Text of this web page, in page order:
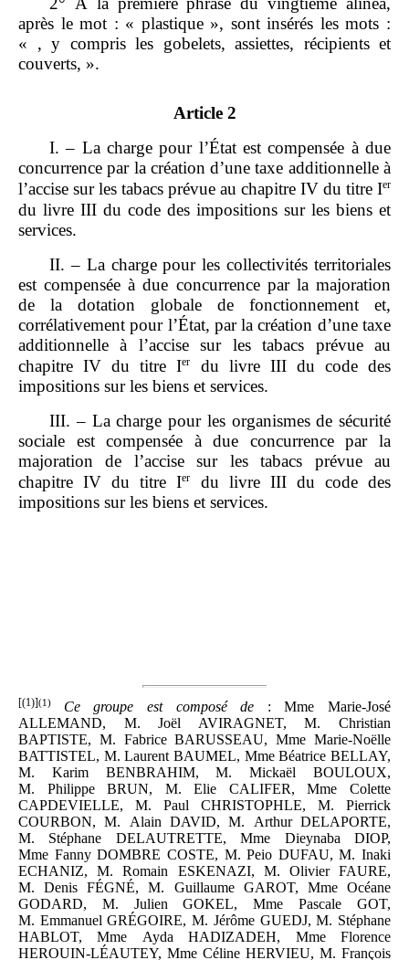
après le mot : « plastique », sont insérés les mots :
« , y compris les gobelets, assiettes, récipients et
couverts, ».
Article 2
I. – La charge pour l’État est compensée à due
concurrence par la création d’une taxe additionnelle à
l’accise sur les tabacs prévue au chapitre IV du titre Ier
du livre III du code des impositions sur les biens et
services.
II. – La charge pour les collectivités territoriales
est compensée à due concurrence par la majoration
de la dotation globale de fonctionnement et,
corrélativement pour l’État, par la création d’une taxe
additionnelle à l’accise sur les tabacs prévue au
chapitre IV du titre Ier
du livre III du code des
impositions sur les biens et services.
III. – La charge pour les organismes de sécurité
sociale est compensée à due concurrence par la
majoration de l’accise sur les tabacs prévue au
chapitre IV du titre Ier
du livre III du code des
impositions sur les biens et services.
[(1)](1) Ce groupe est composé de : Mme Marie-José
ALLEMAND, M. Joël AVIRAGNET, M. Christian
BAPTISTE, M. Fabrice BARUSSEAU, Mme Marie-Noëlle
BATTISTEL, M. Laurent BAUMEL, Mme Béatrice BELLAY,
M. Karim BENBRAHIM, M. Mickaël BOULOUX,
M. Philippe BRUN, M. Elie CALIFER, Mme Colette
CAPDEVIELLE, M. Paul CHRISTOPHLE, M. Pierrick
COURBON, M. Alain DAVID, M. Arthur DELAPORTE,
M. Stéphane DELAUTRETTE, Mme Dieynaba DIOP,
Mme Fanny DOMBRE COSTE, M. Peio DUFAU, M. Inaki
ECHANIZ, M. Romain ESKENAZI, M. Olivier FAURE,
M. Denis FÉGNÉ, M. Guillaume GAROT, Mme Océane
GODARD, M. Julien GOKEL, Mme Pascale GOT,
M. Emmanuel GRÉGOIRE, M. Jérôme GUEDJ, M. Stéphane
HABLOT, Mme Ayda HADIZADEH, Mme Florence
HEROUIN-LÉAUTEY, Mme Céline HERVIEU, M. François